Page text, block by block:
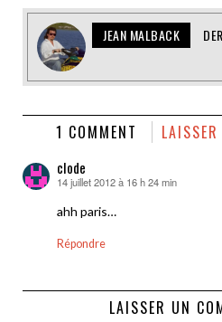
JEAN MALBACK
1 COMMENT
clode
dit :
14 juillet 2012 à 16 h 24 min
ahh paris…
Répondre
LAISSER UN